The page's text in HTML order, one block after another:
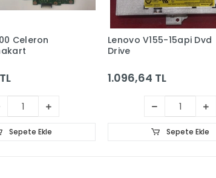
Celeron
Sepete Ekle
Lenovo V155-15api Dvd
Drive
1.096,64 TL
Sepete Ekle